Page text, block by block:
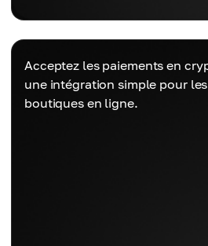
Acceptez les paiements en
une intégration simple pour
boutiques en ligne.